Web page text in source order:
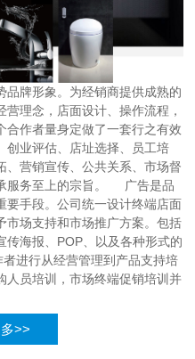
品牌形象。为经销商提供成熟的
理念，店面设计、操作流程，
合作者量身定做了一套行之有效
创业评估、店址选择、员工培
、营销宣传、公共关系、市场督
服务至上的宗旨。 广告是品
要手段。公司统一设计终端店面
市场支持和市场推广方案。包括
传海报、POP、以及各种形式的
进行从经营管理到产品支持培
人员培训，市场终端促销培训并
>>